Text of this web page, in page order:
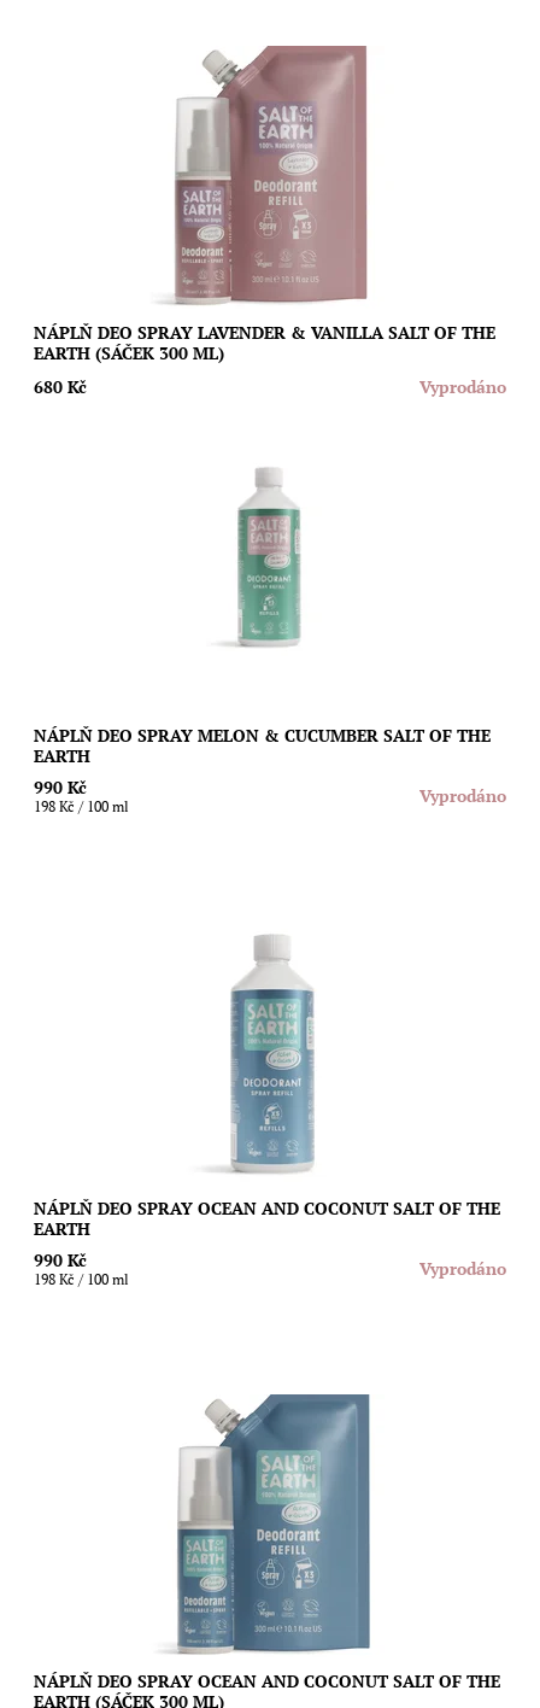
Ušetřete životní prostředí i svoji peněženku díky speciální
náplni s neotřelou vůní levandule a vanilky pro sprejové
deodoranty Salt of The Earth....
Salt of the Earth
NÁPLŇ DEO SPRAY LAVENDER & VANILLA SALT OF THE
EARTH (SÁČEK 300 ML)
680 Kč
Vyprodáno
Ušetřete životní prostředí i svoji peněženku díky speciální
náplni s velmi oblíbenou vůní melounu a okurky pro sprejové
Salt of the Earth
NÁPLŇ DEO SPRAY MELON & CUCUMBER SALT OF THE
EARTH
990 Kč
198 Kč / 100 ml Vyprodáno
Ušetřete životní prostředí i svoji peněženku díky speciální
náplni s unisex svěží vůní moře a čerstvých kokosů pro sprejové
Salt of the Earth
NÁPLŇ DEO SPRAY OCEAN AND COCONUT SALT OF THE
EARTH
990 Kč
198 Kč / 100 ml Vyprodáno
Ušetřete životní prostředí i svoji peněženku díky speciální
náplni s unisex svěží vůní moře a čerstvých kokosů pro sprejové
deodoranty Salt of The...
Salt of the Earth
NÁPLŇ DEO SPRAY OCEAN AND COCONUT SALT OF THE
EARTH (SÁČEK 300 ML)